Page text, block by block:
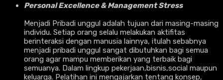
Personal Excellence & Management Stress
Menjadi Pribadi unggul adalah tujuan dari masing-masing
individu. Setiap orang selalu melakukan aktifitas
berinteraksi dengan manusia lainnya, itulah sebabnya
menjadi pribadi unggul sangat dibutuhkan bagi semua
orang agar mampu memberikan yang terbaik bagi
semuanya. Dalam lingkup pekerjaan,bisnis,social maupun
keluarga. Pelatihan ini mengajarkan tentang konsep,